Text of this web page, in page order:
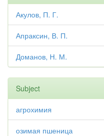
Акулов, П. Г.
Апраксин, В. П.
Доманов, Н. М.
Subject
агрохимия
озимая пшеница